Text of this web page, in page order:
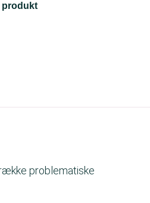
produkt
problematiske